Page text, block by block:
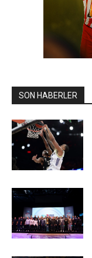
SON HABERLER